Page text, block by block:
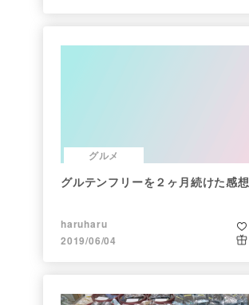
グルメ
グルテンフリーを２ヶ月続けた感想
haruharu
2019/06/04